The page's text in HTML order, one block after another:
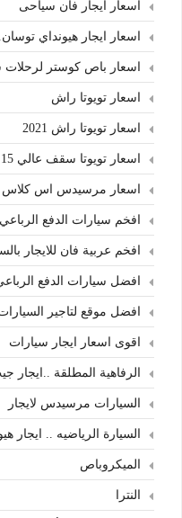
اسعار ايجار فان سياحى
اسعار ايجار هيونداي
اسعار باص كوستر لرحلات
اسعار تويوتا راش
اسعار تويوتا راش 2021
اسعار تويوتا سقف عالي 15 فرد
اسعار مرسيدس اس كلاس 2022
افخم سيارات الدفع الرباعي
افخم عربية فان للايجار
افضل سيارات الدفع
افضل موقع لتاجير
اقوى اسعار ايجار سيارات
الرفاهية المطلقة
السيارات مرسيدس لايجار
السيارة الرياضيه .. ايجار
الميكروباص
النترا